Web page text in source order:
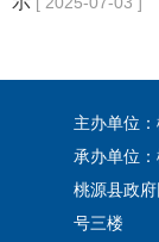
主办单位
承办单位
桃源县政
号三楼